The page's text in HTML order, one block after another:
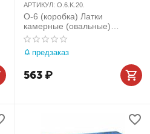
АРТИКУЛ: O.6.K.20.
О-6 (коробка) Латки
камерные (овальные)
57х115мм 20шт
предзаказ
563₽